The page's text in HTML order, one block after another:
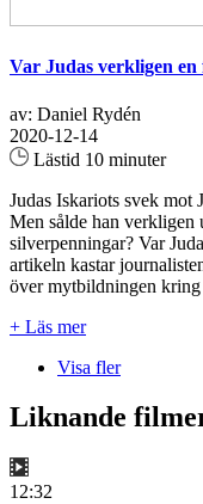
Var Judas verkligen
av: Daniel Rydén
2020-12-14
Lästid 10 minuter
Judas Iskariots svek mot
Men sålde han verkligen
silverpenningar? Var
artikeln kastar
över mytbildningen kring
+ Läs mer
Visa fler
Liknande
12:32